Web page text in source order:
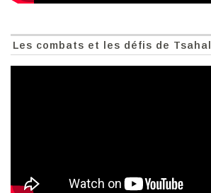
Les combats et les défis de Tsahal